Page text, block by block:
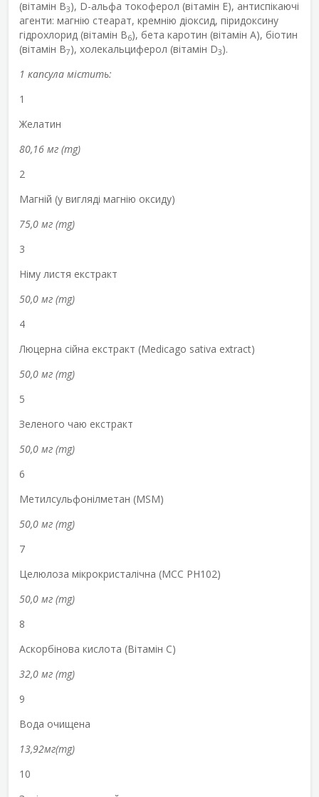
(вітамін В3), D-альфа токоферол (вітамін Е), антиспікаючі
агенти: магнію стеарат, кремнію діоксид, піридоксину
гідрохлорид (вітамін В6), бета каротин (вітамін А), біотин
(вітамін В7), холекальциферол (вітамін D3).
1 капсула містить:
1
Желатин
80,16 мг (mg)
2
Магній (у вигляді магнію оксиду)
75,0 мг (mg)
3
Німу листя eкстракт
50,0 мг (mg)
4
Люцерна сійна екстракт (Medicago sativa extract)
50,0 мг (mg)
5
Зеленого чаю екстракт
50,0 мг (mg)
6
Метилсульфонілметан (MSM)
50,0 мг (mg)
7
Целюлоза мікрокристалічна (MCC PH102)
50,0 мг (mg)
8
Аскорбінова кислота (Вітамін С)
32,0 мг (mg)
9
Вода очищена
13,92мг(mg)
10